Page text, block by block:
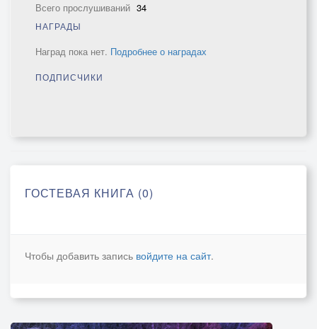
Всего прослушиваний 34
НАГРАДЫ
Наград пока нет. Подробнее о наградах
ПОДПИСЧИКИ
ГОСТЕВАЯ КНИГА (0)
Чтобы добавить запись войдите на сайт.